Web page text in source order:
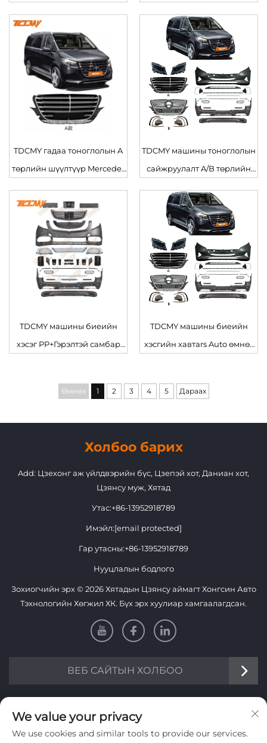
Benz V Class доторхи
тоноглолын хэсэг
Mercedes Benz V Class-д
TDCMY гадаа тоноглолын A
төрлийн шүүлтүүр Mercedes
TDCMY машины тоноглолын
сайжруулалт A/B төрлийн
шүүлтүүр бүхэл биеийн
хавтars Mercedes Benz Vito/V
Class-д
TDCMY машины биеийн
хэсэг PP+Гэрэлтэй самбар
бамперт
TDCMY машины биеийн
хэсгийн хавтars Auto өмнөх
Mercedes Benz Vito-д
Өмнөх 1 2 3 4 5 Дараах
Холбоо барих
Add: Цзехонг аж үйлдвэрийн бүс, Цзепэй хот, Даниан хот,
Цзянсу муж, Хятад
Утас:+86-13952918789
Имэйл:[email protected]
Гар утасны:+86-13952918789
Нууцлалын бодлого
Зохиогчийн эрх © 2026 Хятадын Цзянсу аймагт Хонгсин Авто
Тэхнологийн Хөгжил ХК. Бүх эрх хуулиар хамгаалагдсан.
ВЕБ САЙТЫН ХОЛБОО
Мэдээлэл
Долоо хоног тутмын мэдээллийг авахын тулд бүртгэнэ үү
We value your privacy
We use cookies and similar tools to provide our services.